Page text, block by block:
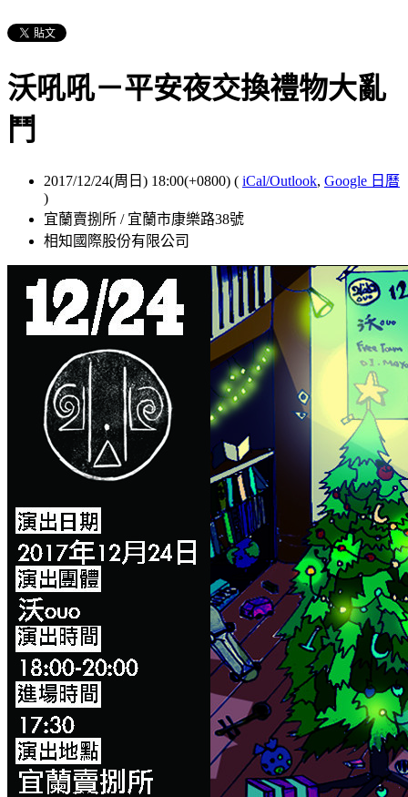
沃吼吼－平安夜交換禮物大亂
鬥
2017/12/24(周日) 18:00(+0800) ( iCal/Outlook, Google 日曆
)
宜蘭賣捌所 / 宜蘭市康樂路38號
相知國際股份有限公司